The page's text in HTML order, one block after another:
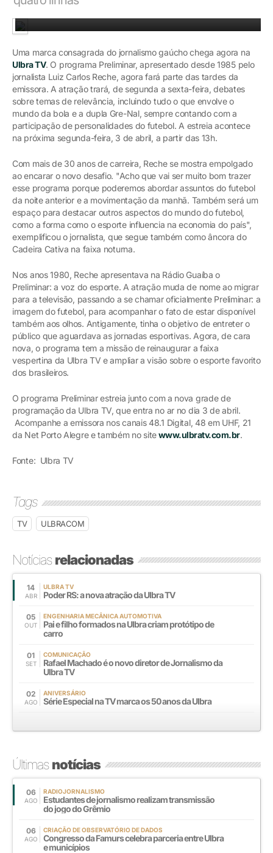
Uma marca consagrada do jornalismo gaúcho chega agora na
Ulbra TV. O programa Preliminar, apresentado desde 1985 pelo
jornalista Luiz Carlos Reche, agora fará parte das tardes da
emissora. A atração trará, de segunda a sexta-feira, debates
sobre temas de relevância, incluindo tudo o que envolve o
mundo da bola e a dupla Gre-Nal, sempre contando com a
participação de personalidades do futebol. A estreia acontece
na próxima segunda-feira, 3 de abril, a partir das 13h.
Com mais de 30 anos de carreira, Reche se mostra empolgado
ao encarar o novo desafio. "Acho que vai ser muito bom trazer
esse programa porque poderemos abordar assuntos do futebol
da noite anterior e a movimentação da manhã. Também será um
espaço para destacar outros aspectos do mundo do futebol,
como a forma como o esporte influencia na economia do país",
exemplificou o jornalista, que segue também como âncora do
Cadeira Cativa na faixa noturna.
Nos anos 1980, Reche apresentava na Rádio Guaíba o
Preliminar: a voz do esporte. A atração muda de nome ao migrar
para a televisão, passando a se chamar oficialmente Preliminar: a
imagem do futebol, para acompanhar o fato de estar disponível
também aos olhos. Antigamente, tinha o objetivo de entreter o
público que aguardava as jornadas esportivas. Agora, de cara
nova, o programa tem a missão de reinaugurar a faixa
vespertina da Ulbra TV e ampliar a visão sobre o esporte favorito
dos brasileiros.
O programa Preliminar estreia junto com a nova grade de
programação da Ulbra TV, que entra no ar no dia 3 de abril.
Acompanhe a emissora nos canais 48.1 Digital, 48 em UHF, 21
da Net Porto Alegre e também no sitewww.ulbratv.com.br.
Fonte: Ulbra TV
Tags
TV ULBRACOM
Notíciasrelacionadas
14
ABR
ULBRA TV
Poder RS: a nova atração da Ulbra TV
05
OUT
ENGENHARIA MECÂNICA AUTOMOTIVA
Pai e filho formados na Ulbra criam protótipo de
carro
01
SET
COMUNICAÇÃO
Rafael Machado é o novo diretor de Jornalismo da
Ulbra TV
02
AGO
ANIVERSÁRIO
Série Especial na TV marca os 50 anos da Ulbra
Últimasnotícias
06
AGO
RADIOJORNALISMO
Estudantes de jornalismo realizam transmissão
do jogo do Grêmio
06
AGO
CRIAÇÃO DE OBSERVATÓRIO DE DADOS
Congresso da Famurs celebra parceria entre Ulbra
e municípios